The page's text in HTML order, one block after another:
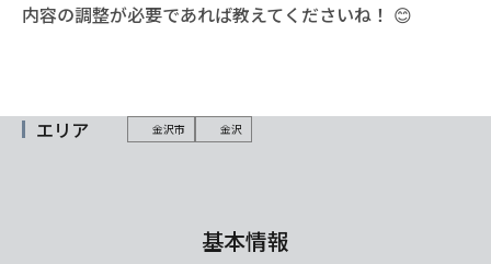
内容の調整が必要であれば教えてくださいね！ 😊
エリア 金沢市 金沢
基本情報